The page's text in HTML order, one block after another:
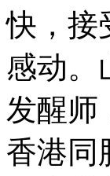
快，接
感动。
发醒师
香港同